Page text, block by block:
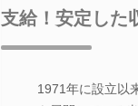
支給！安定した
1971年に設立以